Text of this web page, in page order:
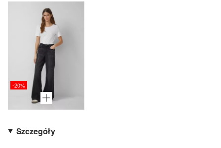
-20%
Szczegóły